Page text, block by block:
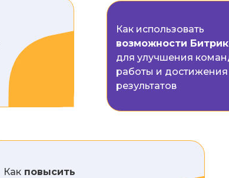
Как повысить
Как использовать
возможности
для улучшения
работы и
результатов